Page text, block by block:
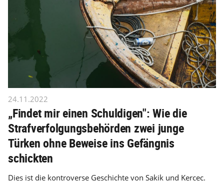
24.11.2022
„Findet mir einen Schuldigen": Wie die
Strafverfolgungsbehörden zwei junge
Türken ohne Beweise ins Gefängnis
schickten
Dies ist die kontroverse Geschichte von Sakik und Kercec.